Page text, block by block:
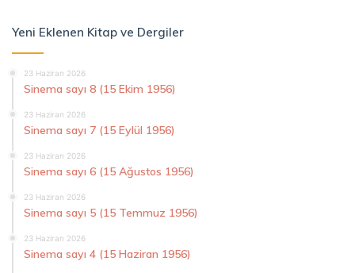
Yeni Eklenen Kitap ve Dergiler
23 Haziran 2026
Sinema sayı 8 (15 Ekim 1956)
23 Haziran 2026
Sinema sayı 7 (15 Eylül 1956)
23 Haziran 2026
Sinema sayı 6 (15 Ağustos 1956)
23 Haziran 2026
Sinema sayı 5 (15 Temmuz 1956)
23 Haziran 2026
Sinema sayı 4 (15 Haziran 1956)